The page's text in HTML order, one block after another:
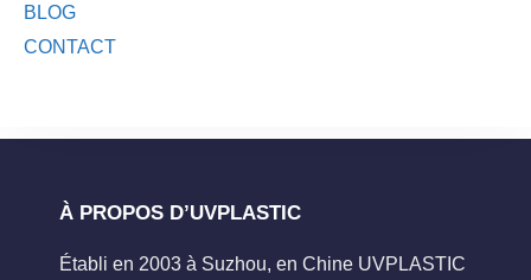
BLOG
CONTACT
À PROPOS D’UVPLASTIC
Établi en 2003 à Suzhou, en Chine UVPLASTIC